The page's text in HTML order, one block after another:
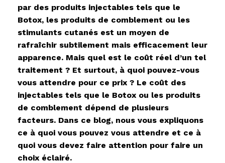
par des produits injectables tels que le
Botox, les produits de comblement ou les
stimulants cutanés est un moyen de
rafraîchir subtilement mais efficacement leur
apparence. Mais quel est le coût réel d’un tel
traitement ? Et surtout, à quoi pouvez-vous
vous attendre pour ce prix ? Le coût des
injectables tels que le Botox ou les produits
de comblement dépend de plusieurs
facteurs. Dans ce blog, nous vous expliquons
ce à quoi vous pouvez vous attendre et ce à
quoi vous devez faire attention pour faire un
choix éclairé.